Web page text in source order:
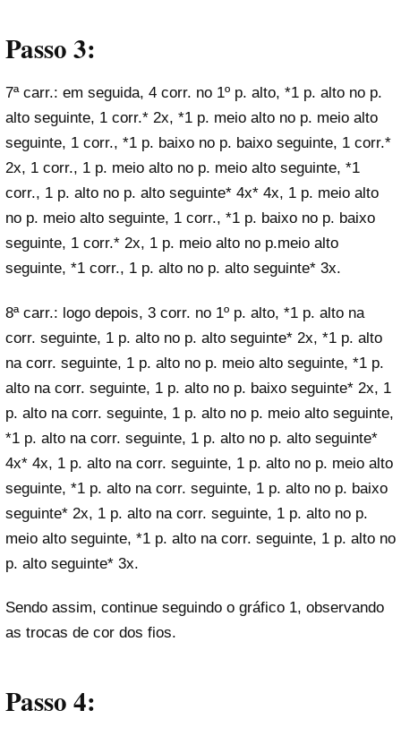
Passo 3:
7ª carr.: em seguida, 4 corr. no 1º p. alto, *1 p. alto no p.
alto seguinte, 1 corr.* 2x, *1 p. meio alto no p. meio alto
seguinte, 1 corr., *1 p. baixo no p. baixo seguinte, 1 corr.*
2x, 1 corr., 1 p. meio alto no p. meio alto seguinte, *1
corr., 1 p. alto no p. alto seguinte* 4x* 4x, 1 p. meio alto
no p. meio alto seguinte, 1 corr., *1 p. baixo no p. baixo
seguinte, 1 corr.* 2x, 1 p. meio alto no p.meio alto
seguinte, *1 corr., 1 p. alto no p. alto seguinte* 3x.
8ª carr.: logo depois, 3 corr. no 1º p. alto, *1 p. alto na
corr. seguinte, 1 p. alto no p. alto seguinte* 2x, *1 p. alto
na corr. seguinte, 1 p. alto no p. meio alto seguinte, *1 p.
alto na corr. seguinte, 1 p. alto no p. baixo seguinte* 2x, 1
p. alto na corr. seguinte, 1 p. alto no p. meio alto seguinte,
*1 p. alto na corr. seguinte, 1 p. alto no p. alto seguinte*
4x* 4x, 1 p. alto na corr. seguinte, 1 p. alto no p. meio alto
seguinte, *1 p. alto na corr. seguinte, 1 p. alto no p. baixo
seguinte* 2x, 1 p. alto na corr. seguinte, 1 p. alto no p.
meio alto seguinte, *1 p. alto na corr. seguinte, 1 p. alto no
p. alto seguinte* 3x.
Sendo assim, continue seguindo o gráfico 1, observando
as trocas de cor dos fios.
Passo 4: